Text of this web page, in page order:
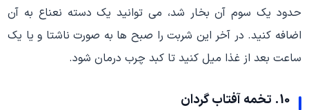
حدود یک سوم آن بخار شد، می توانید یک دسته نعناع به آن
اضافه کنید. در آخر این شربت را صبح ها به صورت ناشتا و یا یک
ساعت بعد از غذا میل کنید تا کبد چرب درمان شود.
10. تخمه آفتاب گردان